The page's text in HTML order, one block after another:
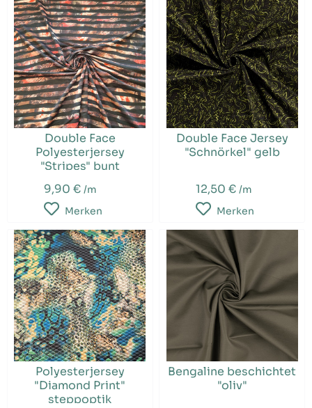
Double Face
Polyesterjersey
"Stripes" bunt
9,90 € /m
Merken
Double Face Jersey
"Schnörkel" gelb
12,50 €/m
Merken
Polyesterjersey
"Diamond Print"
steppoptik
Bengaline beschichtet
"oliv"